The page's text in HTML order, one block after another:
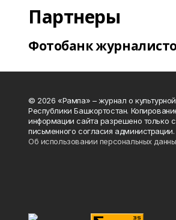
Партнеры
Фотобанк
© 2026 «Рампа» – журнал о
Республики Башкортостан.
информации сайта разрешено только с
письменного согласия администрации.
Об использовании персональных